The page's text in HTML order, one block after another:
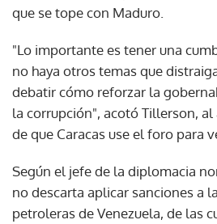
que se tope con Maduro.
"Lo importante es tener una
no haya otros temas que
debatir cómo reforzar la
la corrupción", acotó Tillerson,
de que Caracas use el foro para
Según el jefe de la diplomacia
no descarta aplicar sanciones a
petroleras de Venezuela, de las